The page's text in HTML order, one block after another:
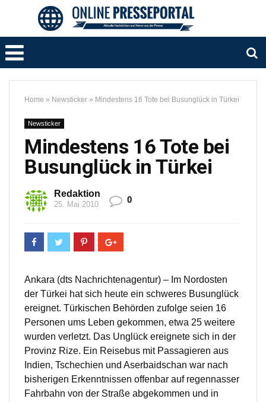
Home » Newsticker » Mindestens 16 Tote bei Busunglück in Türkei
Newsticker
Mindestens 16 Tote bei
Busunglück in Türkei
Redaktion
25. Mai 2010 0
Ankara (dts Nachrichtenagentur) – Im Nordosten
der Türkei hat sich heute ein schweres Busunglück
ereignet. Türkischen Behörden zufolge seien 16
Personen ums Leben gekommen, etwa 25 weitere
wurden verletzt. Das Unglück ereignete sich in der
Provinz Rize. Ein Reisebus mit Passagieren aus
Indien, Tschechien und Aserbaidschan war nach
bisherigen Erkenntnissen offenbar auf regennasser
Fahrbahn von der Straße abgekommen und in